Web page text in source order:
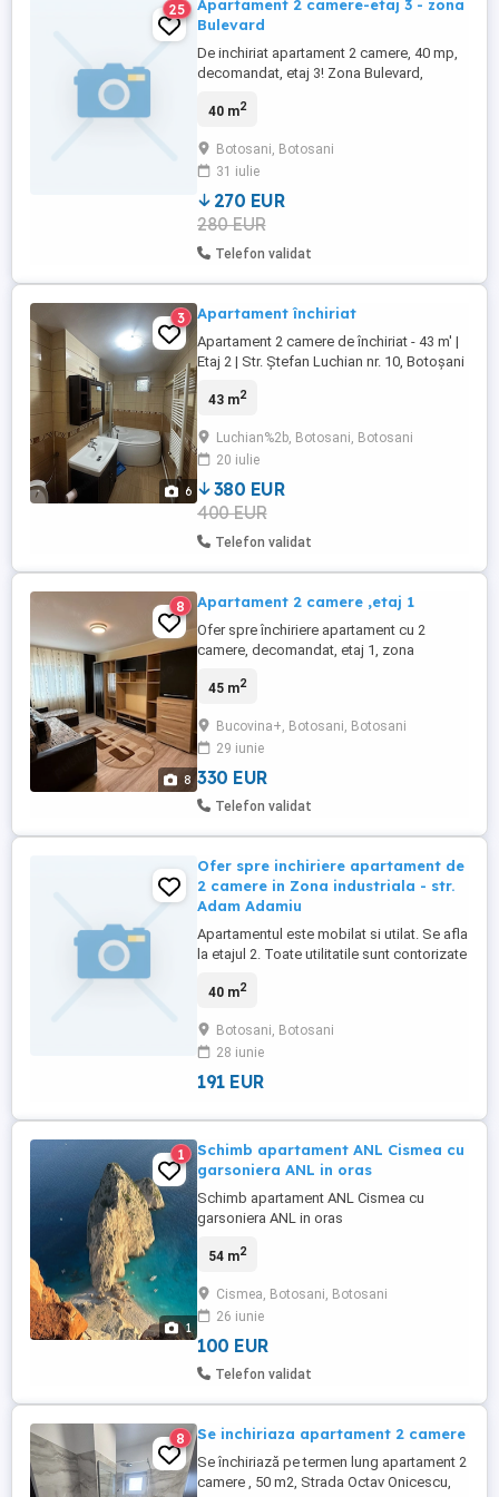
25
Apartament 2 camere-etaj 3 - zona
Bulevard
De inchiriat apartament 2 camere, 40 mp,
decomandat, etaj 3! Zona Bulevard,
luna+garantie!
40 m2
Botosani, Botosani
31 iulie
270 EUR
280 EUR
Telefon validat
6
3 Apartament închiriat
Apartament 2 camere de închiriat - 43 m' |
Etaj 2 | Str. Ștefan Luchian nr. 10, Botoșani
2 camere, cu o suprafață de 43 m?, situat
într-o zona liniștită și bine conectată din
municipiul Botoșani. Apartamentul se
închiriază ...
43 m2
Luchian%2b, Botosani, Botosani
20 iulie
380 EUR
400 EUR
Telefon validat
8
8 Apartament 2 camere ,etaj 1
Ofer spre închiriere apartament cu 2
camere, decomandat, etaj 1, zona
termică, aragaz, combină frigorifică,
închiriază pe termen lung, cu contract
ANAF. PREȚ: 330 euro+ garanție. Nu
doresc colaborări cu agenții i ...
45 m2
Bucovina+, Botosani, Botosani
29 iunie
330 EUR
Telefon validat
Ofer spre inchiriere apartament de
2 camere in Zona industriala - str.
Adam Adamiu
Apartamentul este mobilat si utilat. Se afla
la etajul 2. Toate utilitatile sunt contorizate
numarul de telefon afisat.
40 m2
Botosani, Botosani
28 iunie
191 EUR
1
1
Schimb apartament ANL Cismea cu
garsoniera ANL in oras
Schimb apartament ANL Cismea cu
garsoniera ANL in oras
54 m2
Cismea, Botosani, Botosani
26 iunie
100 EUR
Telefon validat
8 Se inchiriaza apartament 2 camere
Se închiriază pe termen lung apartament 2
camere , 50 m2, Strada Octav Onicescu,